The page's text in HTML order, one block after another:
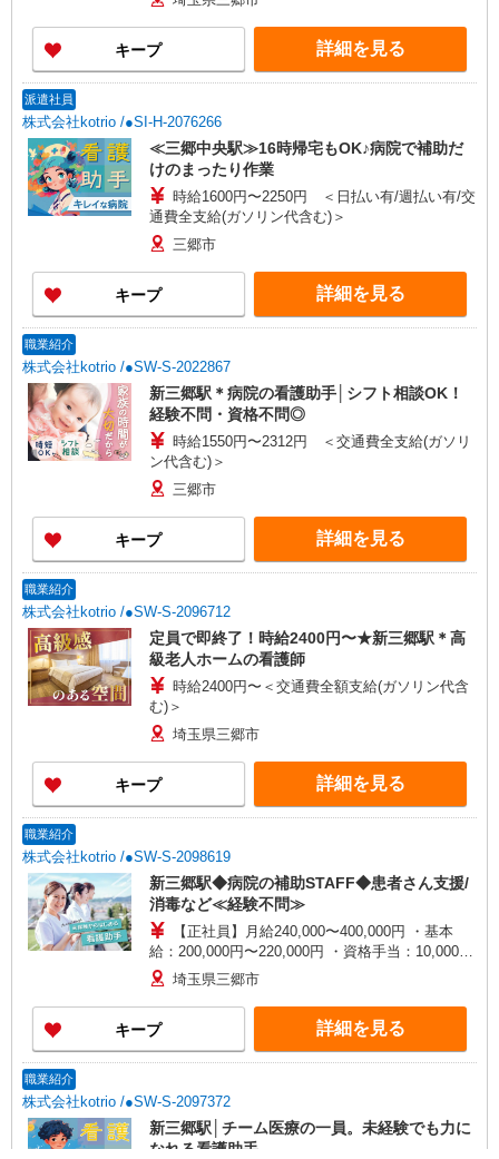
善手当：20,000〜60,000円（勤続年数、保有資格
により変動） ・固定残業手当：20,000円（10時
間） ※固定残業時間を超過する場合には超過勤務
手当として別途支給 ・夜勤手当：10,000円/1回
歓迎 ・認知症介護基礎研修 ・初任者研修 ・実務
者研修 ・介護福祉士 など
キープ 詳細を見る
派遣社員
株式会社kotrio /●SI-H-2076266
≪三郷中央駅≫16時帰宅もOK♪病院で補助だ
けのまったり作業
時給1600円〜2250円 ＜日払い有/週払い有/交
通費全支給(ガソリン代含む)＞
三郷市
キープ 詳細を見る
職業紹介
株式会社kotrio /●SW-S-2022867
新三郷駅＊病院の看護助手│シフト相談OK！
経験不問・資格不問◎
時給1550円〜2312円 ＜交通費全支給(ガソリ
ン代含む)＞
三郷市
キープ 詳細を見る
職業紹介
株式会社kotrio /●SW-S-2096712
定員で即終了！時給2400円〜★新三郷駅＊高
級老人ホームの看護師
時給2400円〜＜交通費全額支給(ガソリン代含
む)＞
埼玉県三郷市
キープ 詳細を見る
職業紹介
株式会社kotrio /●SW-S-2098619
新三郷駅◆病院の補助STAFF◆患者さん支援/
消毒など≪経験不問≫
【正社員】月給240,000〜400,000円 ・基本
給：200,000円〜220,000円 ・資格手当：10,000〜
30,000円 ・役職手当：10,000〜70,000円 ・処遇改
善手当：20,000〜60,000円（勤続年数、保有資格
により変動） ・固定残業手当：20,000円（10時
間） ※固定残業時間を超過する場合には超過勤務
手当として別途支給 ・夜勤手当：10,000円/1回
歓迎 ・認知症介護基礎研修 ・初任者研修 ・実務
者研修 ・介護福祉士 など
埼玉県三郷市
キープ 詳細を見る
職業紹介
株式会社kotrio /●SW-S-2097372
新三郷駅│チーム医療の一員。未経験でも力に
なれる看護助手